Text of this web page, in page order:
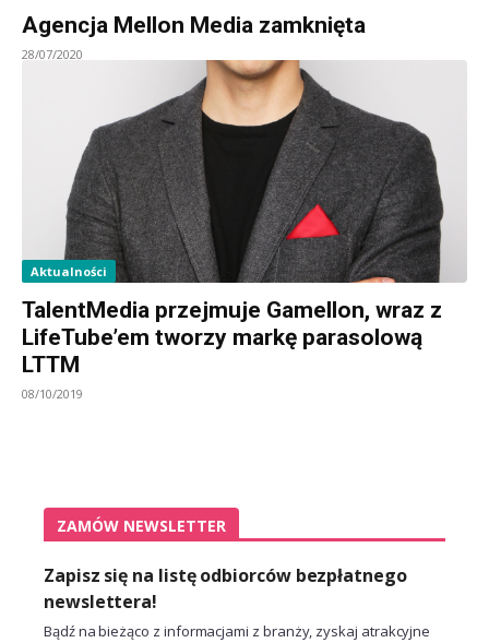
Agencja Mellon Media zamknięta
28/07/2020
Aktualności
TalentMedia przejmuje Gamellon, wraz z
LifeTube’em tworzy markę parasolową
LTTM
08/10/2019
ZAMÓW NEWSLETTER
Zapisz się na listę odbiorców bezpłatnego
newslettera!
Bądź na bieżąco z informacjami z branży, zyskaj atrakcyjne